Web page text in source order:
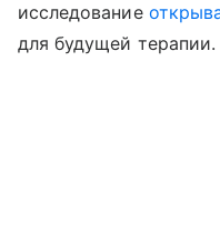
исследование
для будущей терапии.